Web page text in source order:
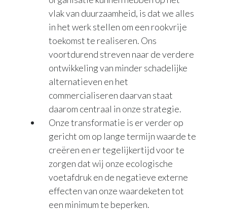
vlak van duurzaamheid, is dat we alles
in het werk stellen om een rookvrije
toekomst te realiseren. Ons
voortdurend streven naar de verdere
ontwikkeling van minder schadelijke
alternatieven en het
commercialiseren daarvan staat
daarom centraal in onze strategie.
Onze transformatie is er verder op
gericht om op lange termijn waarde te
creëren en er tegelijkertijd voor te
zorgen dat wij onze ecologische
voetafdruk en de negatieve externe
effecten van onze waardeketen tot
een minimum te beperken.